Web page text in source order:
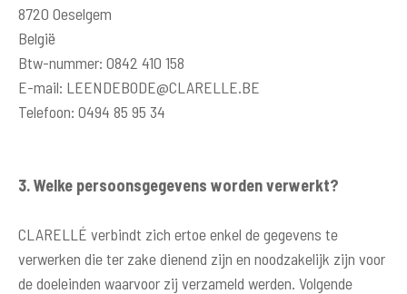
8720 Oeselgem
België
Btw-nummer: 0842 410 158
E-mail: LEENDEBODE@CLARELLE.BE
Telefoon: 0494 85 95 34
3. Welke persoonsgegevens worden verwerkt?
CLARELLÉ verbindt zich ertoe enkel de gegevens te
verwerken die ter zake dienend zijn en noodzakelijk zijn voor
de doeleinden waarvoor zij verzameld werden. Volgende